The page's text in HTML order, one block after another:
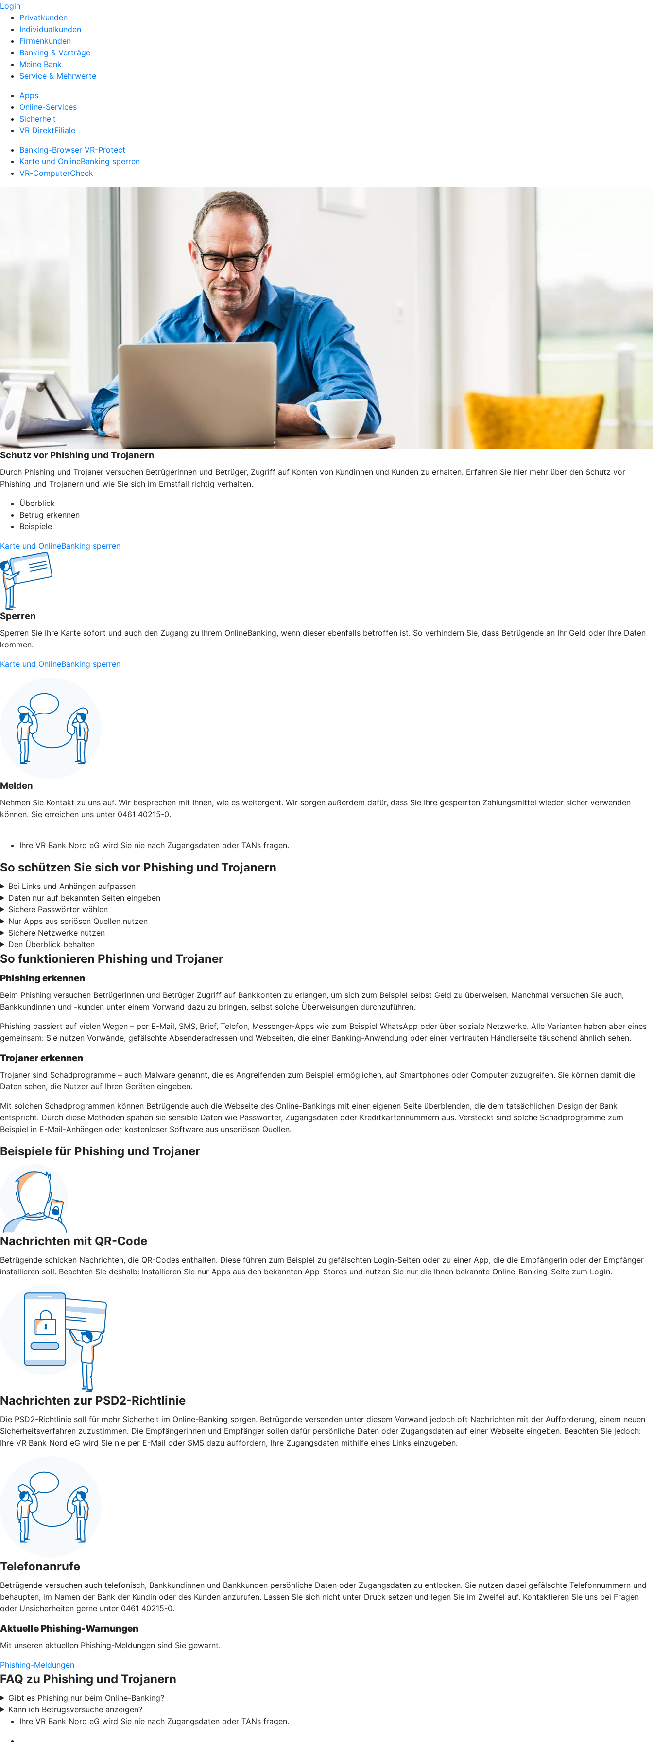
Login
Privatkunden
Individualkunden
Firmenkunden
Banking & Verträge
Meine Bank
Service & Mehrwerte
Apps
Online-Services
Sicherheit
VR DirektFiliale
Banking-Browser VR-Protect
Karte und OnlineBanking sperren
VR-ComputerCheck
Schutz vor Phishing und Trojanern
Durch Phishing und Trojaner versuchen Betrügerinnen und Betrüger, Zugriff auf Konten von Kundinnen und Kunden zu erhalten. Erfahren Sie hier mehr über den Schutz vor
Phishing und Trojanern und wie Sie sich im Ernstfall richtig verhalten.
Überblick
Betrug erkennen
Beispiele
Karte und OnlineBanking sperren
Sperren
Sperren Sie Ihre Karte sofort und auch den Zugang zu Ihrem OnlineBanking, wenn dieser ebenfalls betroffen ist. So verhindern Sie, dass Betrügende an Ihr Geld oder Ihre Daten
kommen.
Karte und OnlineBanking sperren
Melden
Nehmen Sie Kontakt zu uns auf. Wir besprechen mit Ihnen, wie es weitergeht. Wir sorgen außerdem dafür, dass Sie Ihre gesperrten Zahlungsmittel wieder sicher verwenden
können. Sie erreichen uns unter 0461 40215-0.
Ihre VR Bank Nord eG wird Sie nie nach Zugangsdaten oder TANs fragen.
So schützen Sie sich vor Phishing und Trojanern
Bei Links und Anhängen aufpassen
Daten nur auf bekannten Seiten eingeben
Sichere Passwörter wählen
Nur Apps aus seriösen Quellen nutzen
Sichere Netzwerke nutzen
Den Überblick behalten
So funktionieren Phishing und Trojaner
Phishing erkennen
Beim Phishing versuchen Betrügerinnen und Betrüger Zugriff auf Bankkonten zu erlangen, um sich zum Beispiel selbst Geld zu überweisen. Manchmal versuchen Sie auch,
Bankkundinnen und -kunden unter einem Vorwand dazu zu bringen, selbst solche Überweisungen durchzuführen.
Phishing passiert auf vielen Wegen – per E-Mail, SMS, Brief, Telefon, Messenger-Apps wie zum Beispiel WhatsApp oder über soziale Netzwerke. Alle Varianten haben aber eines
gemeinsam: Sie nutzen Vorwände, gefälschte Absenderadressen und Webseiten, die einer Banking-Anwendung oder einer vertrauten Händlerseite täuschend ähnlich sehen.
Trojaner erkennen
Trojaner sind Schadprogramme – auch Malware genannt, die es Angreifenden zum Beispiel ermöglichen, auf Smartphones oder Computer zuzugreifen. Sie können damit die
Daten sehen, die Nutzer auf Ihren Geräten eingeben.
Mit solchen Schadprogrammen können Betrügende auch die Webseite des Online-Bankings mit einer eigenen Seite überblenden, die dem tatsächlichen Design der Bank
entspricht. Durch diese Methoden spähen sie sensible Daten wie Passwörter, Zugangsdaten oder Kreditkartennummern aus. Versteckt sind solche Schadprogramme zum
Beispiel in E-Mail-Anhängen oder kostenloser Software aus unseriösen Quellen.
Beispiele für Phishing und Trojaner
Nachrichten mit QR-Code
Betrügende schicken Nachrichten, die QR-Codes enthalten. Diese führen zum Beispiel zu gefälschten Login-Seiten oder zu einer App, die die Empfängerin oder der Empfänger
installieren soll. Beachten Sie deshalb: Installieren Sie nur Apps aus den bekannten App-Stores und nutzen Sie nur die Ihnen bekannte Online-Banking-Seite zum Login.
Nachrichten zur PSD2-Richtlinie
Die PSD2-Richtlinie soll für mehr Sicherheit im Online-Banking sorgen. Betrügende versenden unter diesem Vorwand jedoch oft Nachrichten mit der Aufforderung, einem neuen
Sicherheitsverfahren zuzustimmen. Die Empfängerinnen und Empfänger sollen dafür persönliche Daten oder Zugangsdaten auf einer Webseite eingeben. Beachten Sie jedoch:
Ihre VR Bank Nord eG wird Sie nie per E-Mail oder SMS dazu auffordern, Ihre Zugangsdaten mithilfe eines Links einzugeben.
Telefonanrufe
Betrügende versuchen auch telefonisch, Bankkundinnen und Bankkunden persönliche Daten oder Zugangsdaten zu entlocken. Sie nutzen dabei gefälschte Telefonnummern und
behaupten, im Namen der Bank der Kundin oder des Kunden anzurufen. Lassen Sie sich nicht unter Druck setzen und legen Sie im Zweifel auf. Kontaktieren Sie uns bei Fragen
oder Unsicherheiten gerne unter 0461 40215-0.
Aktuelle Phishing-Warnungen
Mit unseren aktuellen Phishing-Meldungen sind Sie gewarnt.
Phishing-Meldungen
FAQ zu Phishing und Trojanern
Gibt es Phishing nur beim Online-Banking?
Kann ich Betrugsversuche anzeigen?
Ihre VR Bank Nord eG wird Sie nie nach Zugangsdaten oder TANs fragen.